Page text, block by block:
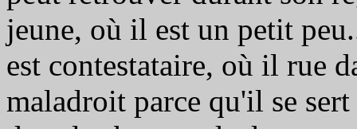
jeune, où il est un petit
est contestataire, où il rue
maladroit parce qu'il se